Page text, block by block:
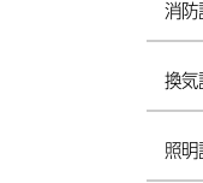
消防
換気
照明